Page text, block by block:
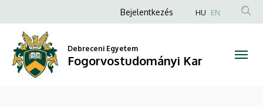
Fogorvostudományi
Kar
a
tartalomra
Anonim
fiók
menüje
Bejelentkezés HU EN
Debreceni Egyetem
Fogorvostudományi Kar